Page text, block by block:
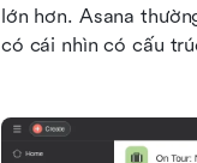
lớn hơn. Asana
có cái nhìn có cấu